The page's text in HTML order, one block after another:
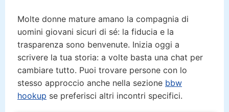
Molte donne mature amano la compagnia di
uomini giovani sicuri di sé: la fiducia e la
trasparenza sono benvenute. Inizia oggi a
scrivere la tua storia: a volte basta una chat per
cambiare tutto. Puoi trovare persone con lo
stesso approccio anche nella sezione bbw
hookup se preferisci altri incontri specifici.